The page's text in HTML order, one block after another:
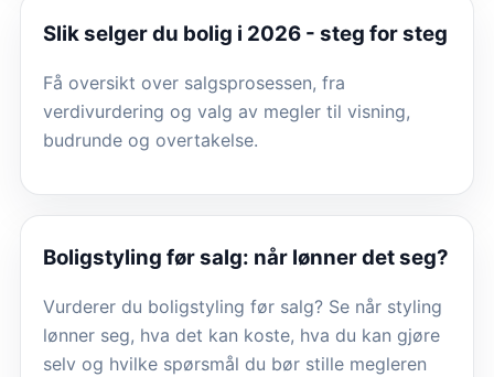
Slik selger du bolig i 2026 - steg for steg
Få oversikt over salgsprosessen, fra
verdivurdering og valg av megler til visning,
budrunde og overtakelse.
Boligstyling før salg: når lønner det seg?
Vurderer du boligstyling før salg? Se når styling
lønner seg, hva det kan koste, hva du kan gjøre
selv og hvilke spørsmål du bør stille megleren